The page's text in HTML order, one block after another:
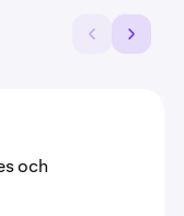
och